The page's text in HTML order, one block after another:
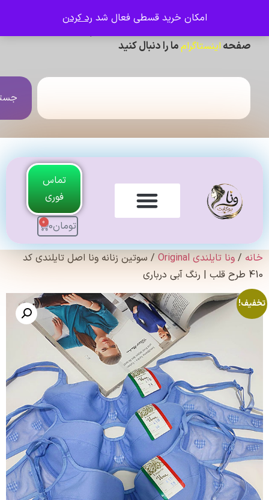
امکان خرید قسطی فعال شدرد کردن
اینستاگرامما را دنبال کنید
جستجو
تماس
فوری
0
ونا تایلندی Original / سوتین زنانه ونا اصل تایلندی کد